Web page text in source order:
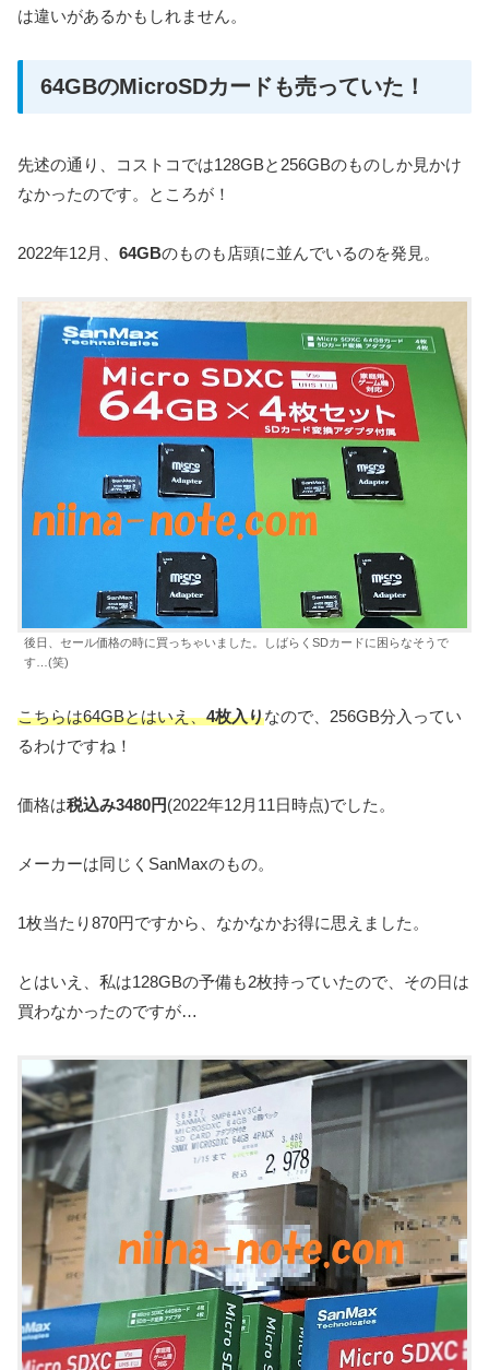
は違いがあるかもしれません。
64GBのMicroSDカードも売っていた！
先述の通り、コストコでは128GBと256GBのものしか見かけ
なかったのです。ところが！
2022年12月、 64GBのものも店頭に並んでいるのを発見。
後日、セール価格の時に買っちゃいました。しばらくSDカードに困らなそうで
す…(笑)
こちらは64GBとはいえ、4枚入りなので、256GB分入ってい
るわけですね！
価格は税込み3480円(2022年12月11日時点)でした。
メーカーは同じくSanMaxのもの。
1枚当たり870円ですから、なかなかお得に思えました。
とはいえ、私は128GBの予備も2枚持っていたので、その日は
買わなかったのですが…